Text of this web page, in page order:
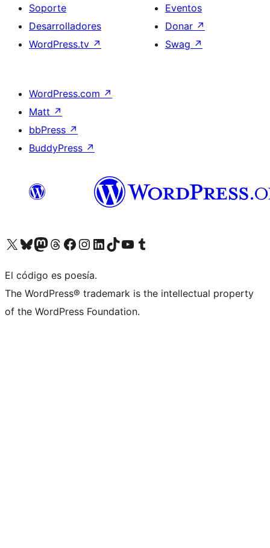
Soporte
Desarrolladores
WordPress.tv ↗
Eventos
Donar ↗
Swag ↗
WordPress.com ↗
Matt ↗
bbPress ↗
BuddyPress ↗
Visita nuestra cuenta de X (anteriormente Twitter)
Visita nuestra cuenta de Bluesky
Visita nuestra cuenta de Mastodon
Visita nuestra cuenta de Threads
Visita nuestra página de Facebook
Visita nuestra cuenta de Instagram
Visita nuestra cuenta de LinkedIn
Visita nuestra cuenta de TikTok
Visita nuestro canal de YouTube
Visita nuestra cuenta de Tumblr
El código es poesía.
The WordPress® trademark is the intellectual property
of the WordPress Foundation.